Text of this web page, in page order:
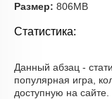
Размер: 806MB
Статистика:
Данный абзац -
популярная игра,
доступную на сайте.